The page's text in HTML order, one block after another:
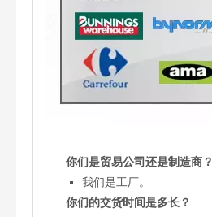
你们是贸易公司还是制造商？
我们是工厂。
你们的交货时间是多长？